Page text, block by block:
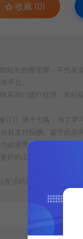
收藏 (0)
长的整理费，不代表
平台。
系我们进行处理。本站
)》第十七条：为了学
其支付报酬。鉴于此
由使用者自行承担，本
好的正版服务。侵删请
发活码系统源码一键任